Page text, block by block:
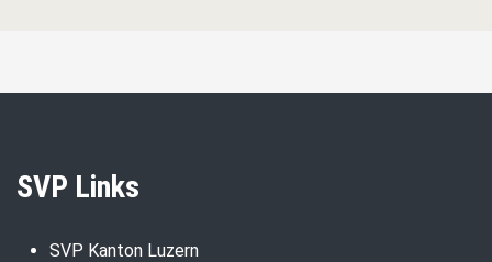
SVP Links
SVP Kanton Luzern